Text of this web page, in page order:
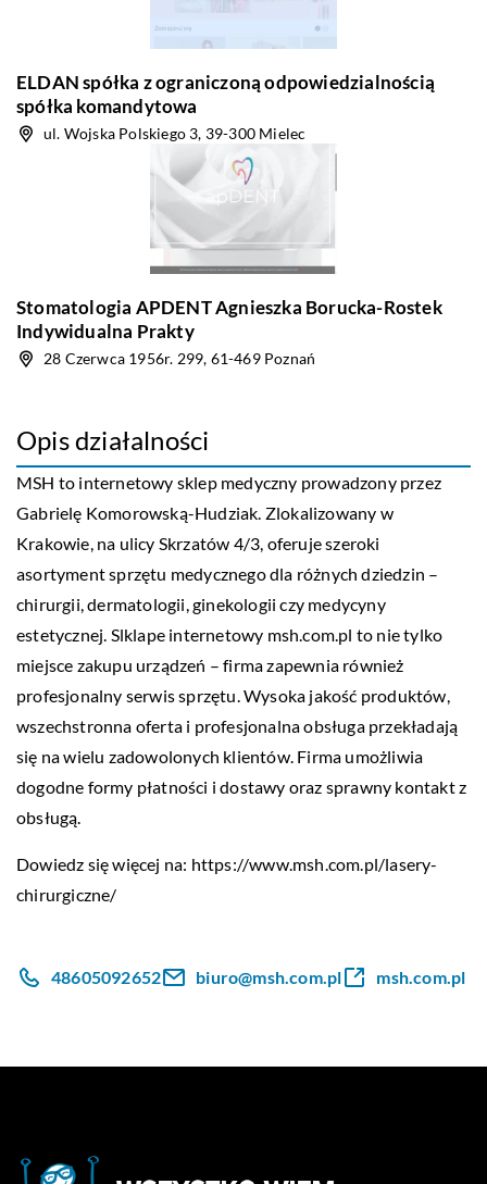
ELDAN spółka z ograniczoną odpowiedzialnością
spółka komandytowa
ul. Wojska Polskiego 3, 39-300 Mielec
Stomatologia APDENT Agnieszka Borucka-Rostek
Indywidualna Prakty
28 Czerwca 1956r. 299, 61-469 Poznań
Opis działalności
MSH to internetowy sklep medyczny prowadzony przez
Gabrielę Komorowską-Hudziak. Zlokalizowany w
Krakowie, na ulicy Skrzatów 4/3, oferuje szeroki
asortyment sprzętu medycznego dla różnych dziedzin –
chirurgii, dermatologii, ginekologii czy medycyny
estetycznej. Slklape internetowy msh.com.pl to nie tylko
miejsce zakupu urządzeń – firma zapewnia również
profesjonalny serwis sprzętu. Wysoka jakość produktów,
wszechstronna oferta i profesjonalna obsługa przekładają
się na wielu zadowolonych klientów. Firma umożliwia
dogodne formy płatności i dostawy oraz sprawny kontakt z
obsługą.
Dowiedz się więcej na: https://www.msh.com.pl/lasery-
chirurgiczne/
48605092652 biuro@msh.com.pl msh.com.pl